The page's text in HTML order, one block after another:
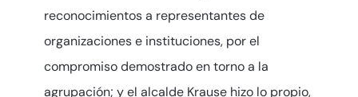
reconocimientos a representantes de
organizaciones e instituciones, por el
compromiso demostrado en torno a la
agrupación; y el alcalde Krause hizo lo propio,